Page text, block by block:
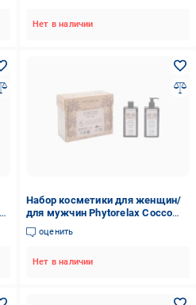
Нет в наличии
Набор косметики для женщин/
для мужчин Phytorelax Cocco
Body Ritual
оценить
Нет в наличии